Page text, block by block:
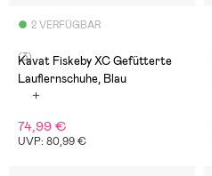
2 VERFÜGBAR
(3)
Kavat Fiskeby XC Gefütterte
Lauflernschuhe, Blau
74,99 €
UVP: 80,99 €